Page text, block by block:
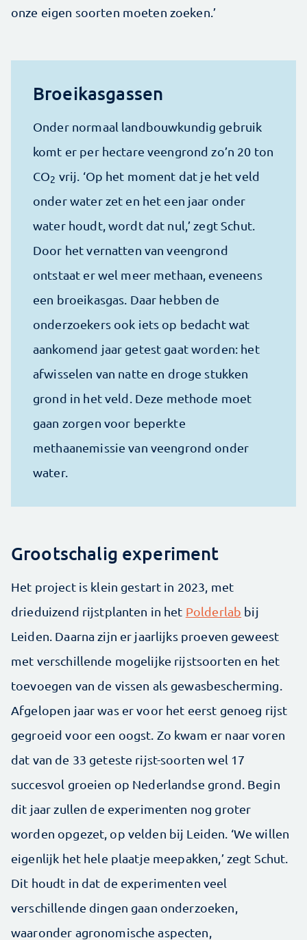
onze eigen soorten moeten zoeken.’
Broeikasgassen
Onder normaal landbouwkundig gebruik
komt er per hectare veengrond zo’n 20 ton
CO2 vrij. ‘Op het moment dat je het veld
onder water zet en het een jaar onder
water houdt, wordt dat nul,’ zegt Schut.
Door het vernatten van veengrond
ontstaat er wel meer methaan, eveneens
een broeikasgas. Daar hebben de
onderzoekers ook iets op bedacht wat
aankomend jaar getest gaat worden: het
afwisselen van natte en droge stukken
grond in het veld. Deze methode moet
gaan zorgen voor beperkte
methaanemissie van veengrond onder
water.
Grootschalig experiment
Het project is klein gestart in 2023, met
drieduizend rijstplanten in het Polderlab bij
Leiden. Daarna zijn er jaarlijks proeven geweest
met verschillende mogelijke rijstsoorten en het
toevoegen van de vissen als gewasbescherming.
Afgelopen jaar was er voor het eerst genoeg rijst
gegroeid voor een oogst. Zo kwam er naar voren
dat van de 33 geteste rijst-soorten wel 17
succesvol groeien op Nederlandse grond. Begin
dit jaar zullen de experimenten nog groter
worden opgezet, op velden bij Leiden. ‘We willen
eigenlijk het hele plaatje meepakken,’ zegt Schut.
Dit houdt in dat de experimenten veel
verschillende dingen gaan onderzoeken,
waaronder agronomische aspecten,